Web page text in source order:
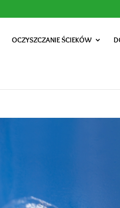
OCZYSZCZANIE ŚCIEKÓW